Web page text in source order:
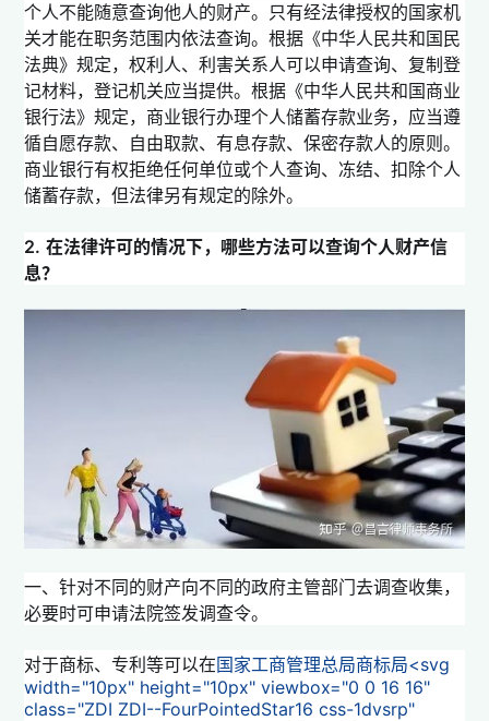
个人不能随意查询他人的财产。只有经法律授权的国家机
关才能在职务范围内依法查询。根据《中华人民共和国民
法典》规定，权利人、利害关系人可以申请查询、复制登
记材料，登记机关应当提供。根据《中华人民共和国商业
银行法》规定，商业银行办理个人储蓄存款业务，应当遵
循自愿存款、自由取款、有息存款、保密存款人的原则。
商业银行有权拒绝任何单位或个人查询、冻结、扣除个人
储蓄存款，但法律另有规定的除外。
2. 在法律许可的情况下，哪些方法可以查询个人财产信
息？
一、针对不同的财产向不同的政府主管部门去调查收集，
必要时可申请法院签发调查令。
对于商标、专利等可以在国家工商管理总局商标局<svg
width="10px" height="10px" viewbox="0 0 16 16"
class="ZDI ZDI--FourPointedStar16 css-1dvsrp"